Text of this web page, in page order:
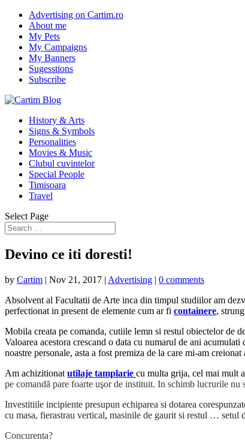
Advertising on Cartim.ro
About me
My Pets
My Campaigns
My Banners
Sugesstions
Subscribe
History & Arts
Signs & Symbols
Personalities
Movies & Music
Clubul cuvintelor
Special People
Timisoara
Travel
Select Page
Devino ce iti doresti!
by Cartim | Nov 21, 2017 | Advertising | 0 comments
Absolvent al Facultatii de Arte inca din timpul studiilor am
perfectionat in present de elemente cum ar fi containere,
Mobila creata pe comanda, cutiile lemn si restul obiectelor de
Valoarea acestora crescand o data cu numarul de ani
noastre personale, asta a fost premiza de la care mi-am creionat
Am achizitionat utilaje tamplarie cu multa grija, cel mai mult
pe comandă pare foarte uşor de instituit. In schimb lucrurile
Investitiile incipiente presupun echiparea si dotarea
cu masa, fierastrau vertical, masinile de gaurit si restul … setul
Concurenta?